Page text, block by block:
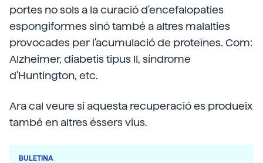
portes no sols a la curació d'encefalopaties
espongiformes sinó també a altres malalties
provocades per l'acumulació de proteïnes. Com:
Alzheimer, diabetis tipus II, síndrome
d'Huntington, etc.
Ara cal veure si aquesta recuperació es produeix
també en altres éssers vius.
BULETINA